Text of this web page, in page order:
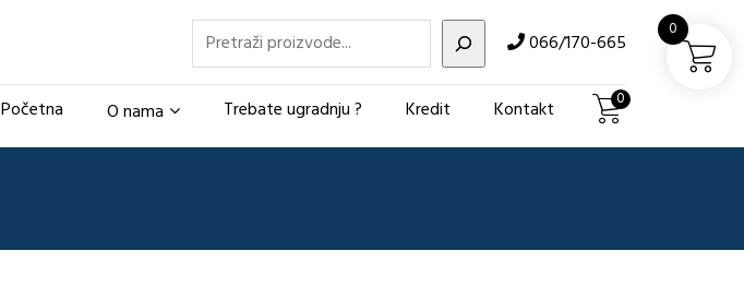
Pretraži 066/170-665
Početna O nama Trebate ugradnju ? Kredit Kontakt 0
0